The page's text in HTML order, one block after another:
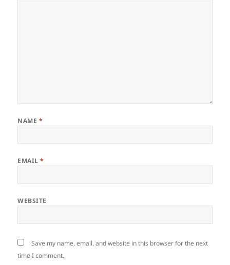
NAME *
EMAIL*
WEBSITE
Save my name, email, and website in this browser for the next
time I comment.